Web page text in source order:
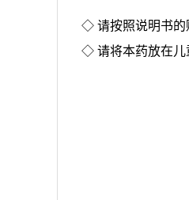
◇ 请按照说明书的
◇ 请将本药放在儿